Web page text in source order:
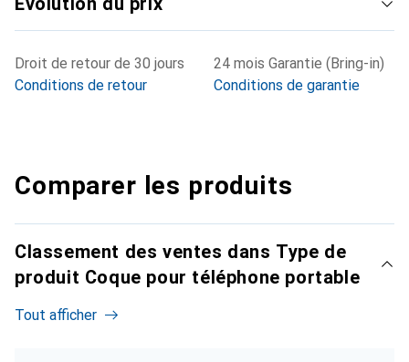
Droit de retour de 30 jours
Conditions de retour
24 mois Garantie (Bring-in)
Conditions de garantie
Comparer les produits
Classement des ventes dans Type de
produit Coque pour téléphone portable
Tout afficher